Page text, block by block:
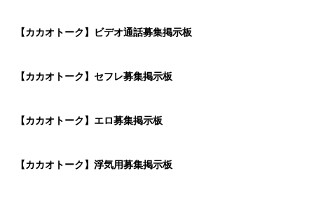
【カカオトーク】ビデオ通話募集掲示板
【カカオトーク】セフレ募集掲示板
【カカオトーク】エロ募集掲示板
【カカオトーク】浮気用募集掲示板